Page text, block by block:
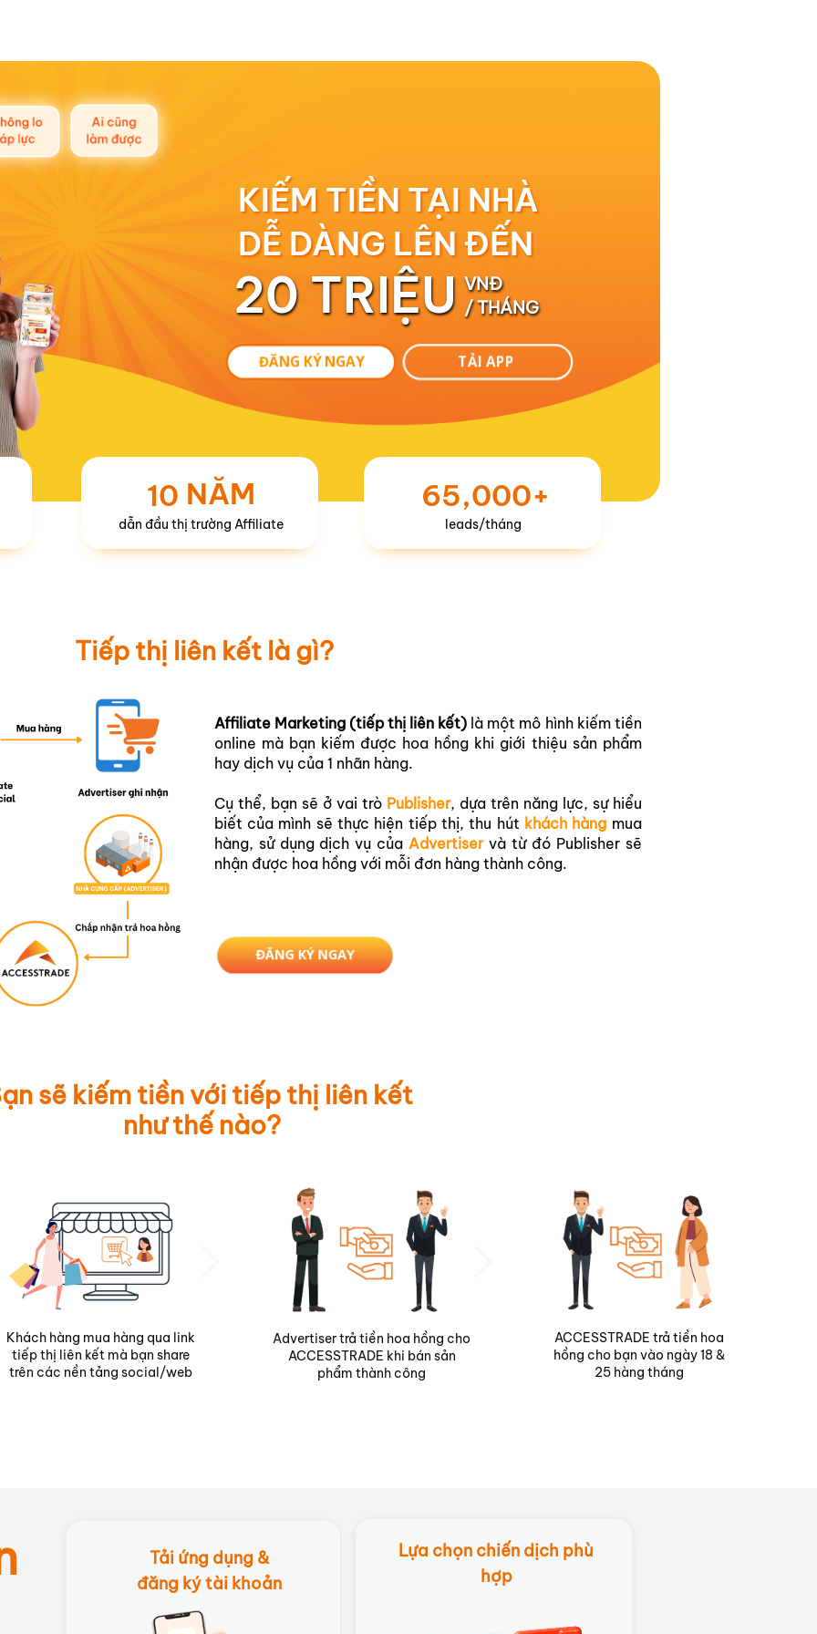
ĐĂNG KÝ NGAY TẢI APP
VNĐ
/ THÁNG
20 TRIỆU
KIẾM TIỀN TẠI NHÀ
DỄ DÀNG LÊN ĐẾN
65,000+
leads/tháng
10
dẫn đầu thị trường Affiliate
NĂM
ĐĂNG KÝ NGAY
Affiliate Marketing (tiếp thị liên kết) là một mô hình kiếm tiền
online mà bạn kiếm được hoa hồng khi giới thiệu sản phẩm
hay dịch vụ của 1 nhãn hàng.
Cụ thể, bạn sẽ ở vai trò Publisher, dựa trên năng lực, sự hiểu
biết của mình sẽ thực hiện tiếp thị, thu hút khách hàng mua
hàng, sử dụng dịch vụ của Advertiservà từ đó Publisher sẽ
nhận được hoa hồng với mỗi đơn hàng thành công.
Tiếp thị liên kết là gì?
sẽ kiếm tiền với tiếp thị liên kết
như thế nào?
Advertiser trả tiền hoa hồng cho
ACCESSTRADE khi bán sản
phẩm thành công
ACCESSTRADE trả tiền hoa
hồng cho bạn vào ngày 18 &
25 hàng tháng
Khách hàng mua hàng qua link
tiếp thị liên kết mà bạn share
trên các nền tảng social/web
Lựa chọn chiến dịch
Tải ứng dụng &
đăng ký tài khoản
Lựa chọn chiến dịch phù
hợp
Tải ứng dụng &
đăng ký tài khoản